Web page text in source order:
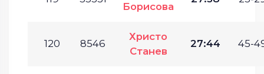
Борисова
120 8546
Христо
Станев
27:44 45-